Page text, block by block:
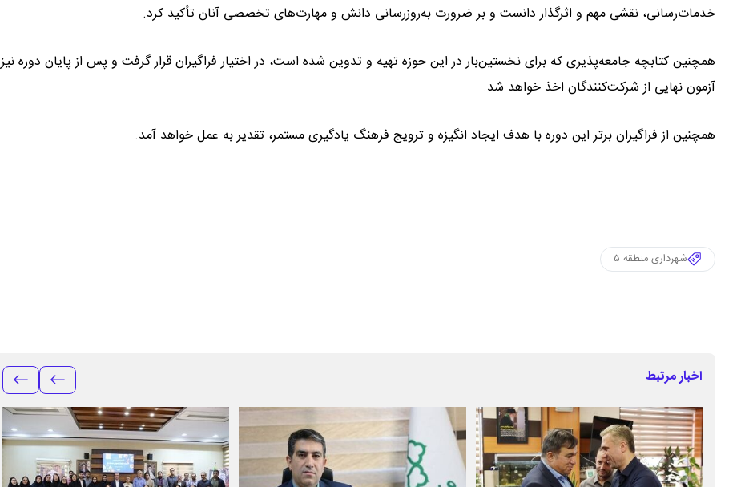
خدمات‌رسانی، نقشی مهم و اثرگذار دانست و بر ضرورت به‌روزرسانی دانش و مهارت‌های تخصصی آنان تأکید کرد.
همچنین کتابچه جامعه‌پذیری که برای نخستین‌بار در این حوزه تهیه و تدوین شده است، در اختیار فراگیران قرار گرفت و پس از پایان دوره نیز
آزمون نهایی از شرکت‌کنندگان اخذ خواهد شد.
همچنین از فراگیران برتر این دوره با هدف ایجاد انگیزه و ترویج فرهنگ یادگیری مستمر، تقدیر به عمل خواهد آمد.
شهرداری منطقه ۵
اخبار مرتبط